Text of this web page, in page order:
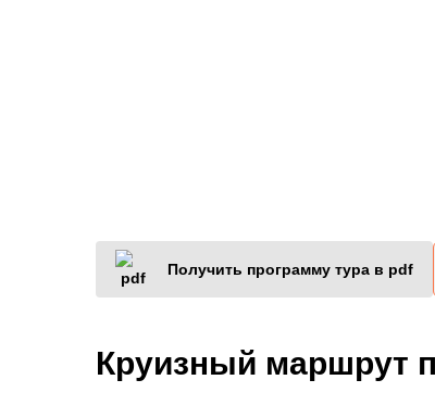
Получить программу тура в pdf
Круизный маршрут